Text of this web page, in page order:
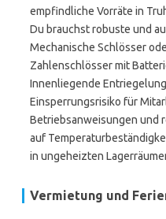
empfindliche Vorräte in
Du brauchst robuste und
Mechanische Schlösser
Zahlenschlösser mit
Innenliegende
Einsperrungsrisiko für
Betriebsanweisungen und
auf
in ungeheizten
Vermietung und